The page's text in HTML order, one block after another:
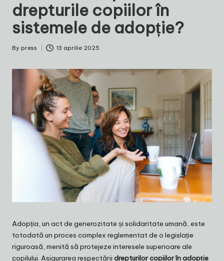
drepturile copiilor în
sistemele de adopție?
Posted
By press 13 aprilie 2025
Adopția, un act de generozitate și solidaritate umană, este
totodată un proces complex reglementat de o legislație
riguroasă, menită să protejeze interesele superioare ale
copilului. Asigurarea respectării drepturilor copiilor în adopție